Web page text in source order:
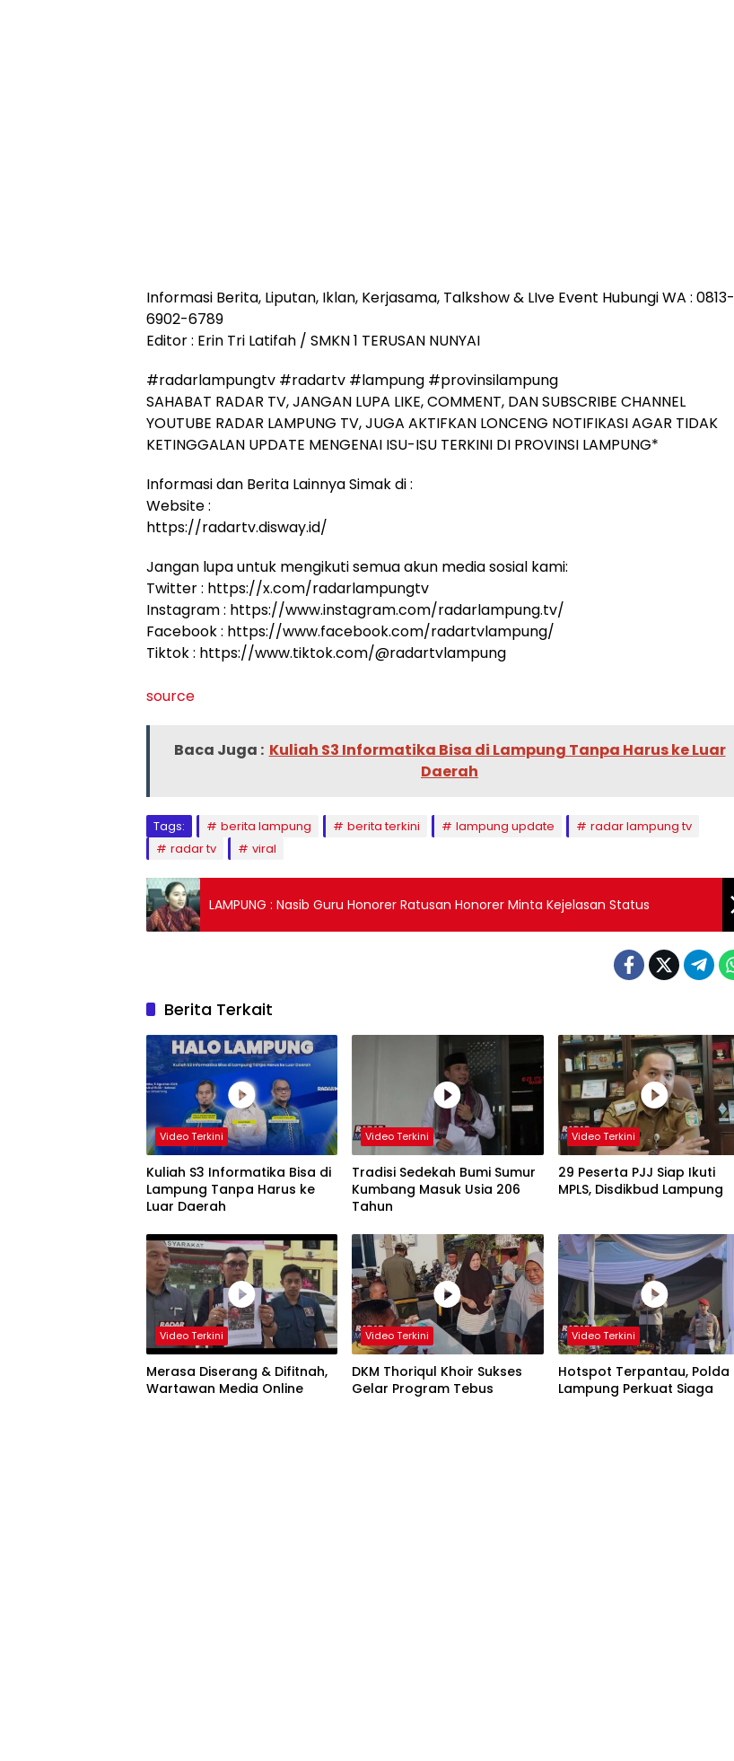
Informasi Berita, Liputan, Iklan, Kerjasama, Talkshow & LIve Event Hubungi WA : 0813-
6902-6789
Editor : Erin Tri Latifah / SMKN 1 TERUSAN NUNYAI
#radarlampungtv #radartv #lampung #provinsilampung
SAHABAT RADAR TV, JANGAN LUPA LIKE, COMMENT, DAN SUBSCRIBE CHANNEL
YOUTUBE RADAR LAMPUNG TV, JUGA AKTIFKAN LONCENG NOTIFIKASI AGAR TIDAK
KETINGGALAN UPDATE MENGENAI ISU-ISU TERKINI DI PROVINSI LAMPUNG*
Informasi dan Berita Lainnya Simak di :
Website :
https://radartv.disway.id/
Jangan lupa untuk mengikuti semua akun media sosial kami:
Twitter : https://x.com/radarlampungtv
Instagram : https://www.instagram.com/radarlampung.tv/
Facebook : https://www.facebook.com/radartvlampung/
Tiktok : https://www.tiktok.com/@radartvlampung
source
Baca Juga : Kuliah S3 Informatika Bisa di Lampung Tanpa Harus ke Luar
Daerah
Tags: berita lampung berita terkini lampung update
radar lampung tv
radar tv
viral
LAMPUNG : Nasib Guru Honorer Ratusan Honorer Minta Kejelasan Status
Berita Terkait
Video Terkini
Kuliah S3 Informatika Bisa di
Lampung Tanpa Harus ke
Luar Daerah
Video Terkini
Tradisi Sedekah Bumi Sumur
Kumbang Masuk Usia 206
Tahun
Video Terkini
29 Peserta PJJ Siap Ikuti
MPLS, Disdikbud Lampung
Video Terkini
Merasa Diserang & Difitnah,
Wartawan Media Online
Video Terkini
DKM Thoriqul Khoir Sukses
Gelar Program Tebus
Video Terkini
Hotspot Terpantau, Polda
Lampung Perkuat Siaga